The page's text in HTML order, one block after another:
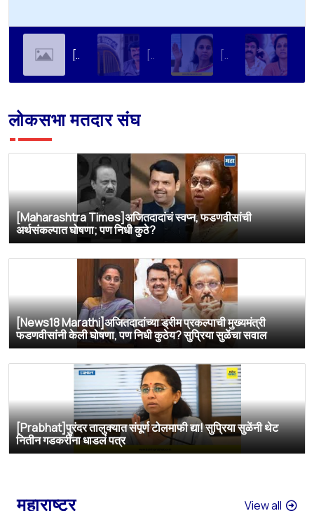
[Soha Ali Khan]Supriya Sule on Family, Power & Politics | Soha Ali Khan | Supriya Sule | All About Her [Loksatta]संतोष देशमुख हत्या प्रकरण : वाल्मिक कराडची रवानगी नागपूर कारागृहात करण्याची सुप्रिया सुळेंची मागणी [Dainik Prabhat]‘वाल्मिक कराडला बीड कारागृहातून नागपूरला हलवा’; सुप्रिया सुळेंची मुख्यमंत्र्यांकडे मोठी मागणी
लोकसभा मतदार संघ
[Maharashtra Times]अजितदादांचं स्वप्न, फडणवीसांची
अर्थसंकल्पात घोषणा; पण निधी कुठे?
[News18 Marathi]अजितदादांच्या ड्रीम प्रकल्पाची मुख्यमंत्री
फडणवीसांनी केली घोषणा, पण निधी कुठेय? सुप्रिया सुळेंचा सवाल
[Prabhat]पुरंदर तालुक्यात संपूर्ण टोलमाफी द्या! सुप्रिया सुळेंनी थेट
नितीन गडकरींना धाडलं पत्र
महाराष्ट्र View all